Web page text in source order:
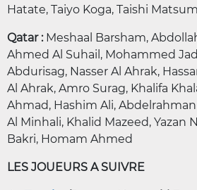
Hatate, Taiyo Koga, Taishi
Qatar :Meshaal Barsham,
Ahmed Al Suhail, Mohammed
Abdurisag, Nasser Al Ahrak,
Al Ahrak, Amro Surag, Khalifa
Ahmad, Hashim Ali,
Al Minhali, Khalid Mazeed, Yazan
Bakri, Homam Ahmed
LES JOUEURS A SUIVRE